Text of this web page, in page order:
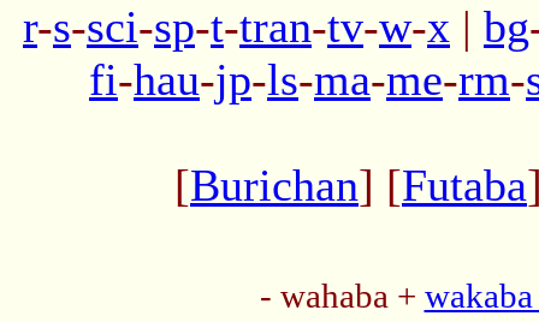
r-s-sci-sp-t-tran-tv-w-x | bg
fi-hau-jp-ls-ma-me-rm-
[Burichan] [Futaba
- wahaba +